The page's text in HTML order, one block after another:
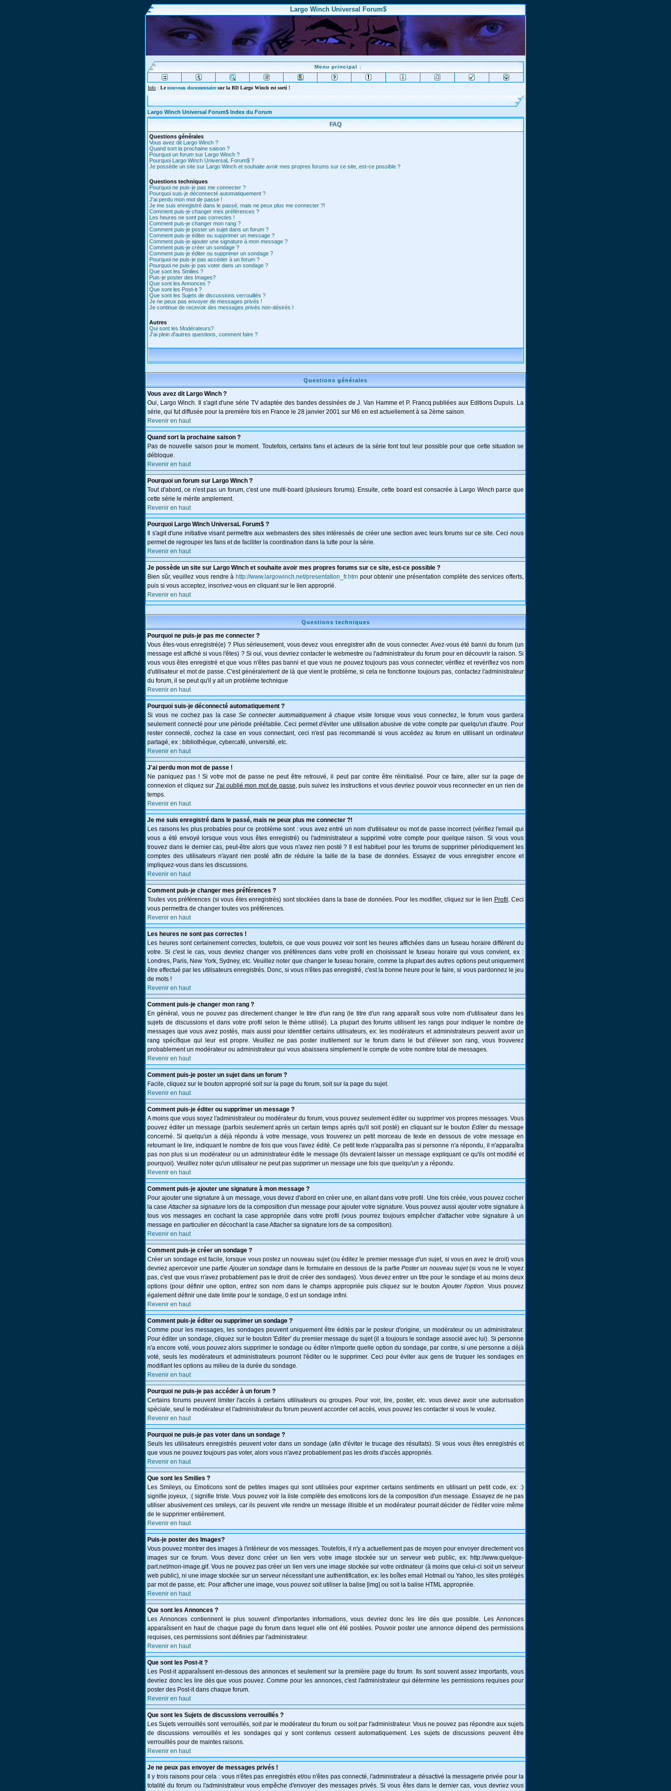
Largo Winch Universal Forum$
Menu principal :
Info : Lenouveau documentairesur la BD Largo Winch est sorti !
Largo Winch Universal Forum$ Index du Forum
FAQ
Questions générales
Vous avez dit Largo Winch ?
Quand sort la prochaine saison ?
Pourquoi un forum sur Largo Winch ?
Pourquoi Largo Winch UniversaL Forum$ ?
Je possède un site sur Largo Winch et souhaite avoir mes propres forums sur ce site, est-ce possible ?
Questions techniques
Pourquoi ne puis-je pas me connecter ?
Pourquoi suis-je déconnecté automatiquement ?
J'ai perdu mon mot de passe !
Je me suis enregistré dans le passé, mais ne peux plus me connecter ?!
Comment puis-je changer mes préférences ?
Les heures ne sont pas correctes !
Comment puis-je changer mon rang ?
Comment puis-je poster un sujet dans un forum ?
Comment puis-je éditer ou supprimer un message ?
Comment puis-je ajouter une signature à mon message ?
Comment puis-je créer un sondage ?
Comment puis-je éditer ou supprimer un sondage ?
Pourquoi ne puis-je pas accéder à un forum ?
Pourquoi ne puis-je pas voter dans un sondage ?
Que sont les Smilies ?
Puis-je poster des Images?
Que sont les Annonces ?
Que sont les Post-it ?
Que sont les Sujets de discussions verrouillés ?
Je ne peux pas envoyer de messages privés !
Je continue de recevoir des messages privés non-désirés !
Autres
Qui sont les Modérateurs?
J'ai plein d'autres questions, comment faire ?
Questions générales
Vous avez dit Largo Winch ?
Oui, Largo Winch. Il s'agit d'une série TV adaptée des bandes dessinées de J. Van Hamme et P. Francq publiées aux Editions Dupuis. La
série, qui fut diffusée pour la première fois en France le 28 janvier 2001 sur M6 en est actuellement à sa 2ème saison.
Revenir en haut
Quand sort la prochaine saison ?
Pas de nouvelle saison pour le moment. Toutefois, certains fans et acteurs de la série font tout leur possible pour que cette situation se
débloque.
Revenir en haut
Pourquoi un forum sur Largo Winch ?
Tout d'abord, ce n'est pas un forum, c'est une multi-board (plusieurs forums). Ensuite, cette board est consacrée à Largo Winch parce que
cette série le mérite amplement.
Revenir en haut
Pourquoi Largo Winch UniversaL Forum$ ?
Il s'agit d'une initiative visant permettre aux webmasters des sites intéressés de créer une section avec leurs forums sur ce site. Ceci nous
permet de regrouper les fans et de faciliter la coordination dans la lutte pour la série.
Revenir en haut
Je possède un site sur Largo Winch et souhaite avoir mes propres forums sur ce site, est-ce possible ?
Bien sûr, veuillez vous rendre à http://www.largowinch.net/presentation_fr.htmpour obtenir une présentation complète des services offerts,
puis si vous acceptez, inscrivez-vous en cliquant sur le lien approprié.
Revenir en haut
Questions techniques
Pourquoi ne puis-je pas me connecter ?
Vous êtes-vous enregistré(e) ? Plus sérieusement, vous devez vous enregistrer afin de vous connecter. Avez-vous été banni du forum (un
message est affiché si vous l'êtes) ? Si oui, vous devriez contacter le webmestre ou l'administrateur du forum pour en découvrir la raison. Si
vous vous êtes enregistré et que vous n'êtes pas banni et que vous ne pouvez toujours pas vous connecter, vérifiez et revérifiez vos nom
d'utilisateur et mot de passe. C'est généralement de là que vient le problème, si cela ne fonctionne toujours pas, contactez l'administrateur
du forum, il se peut qu'il y ait un problème technique
Revenir en haut
Pourquoi suis-je déconnecté automatiquement ?
Si vous ne cochez pas la caseSe connecter automatiquement à chaque visitelorsque vous vous connectez, le forum vous gardera
seulement connecté pour une période préétablie. Ceci permet d'éviter une utilisation abusive de votre compte par quelqu'un d'autre. Pour
rester connecté, cochez la case en vous connectant, ceci n'est pas recommandé si vous accédez au forum en utilisant un ordinateur
partagé, ex : bibliothèque, cybercafé, université, etc.
Revenir en haut
J'ai perdu mon mot de passe !
Ne paniquez pas ! Si votre mot de passe ne peut être retrouvé, il peut par contre être réinitialisé. Pour ce faire, aller sur la page de
connexion et cliquez sur J'ai oublié mon mot de passe, puis suivez les instructions et vous devriez pouvoir vous reconnecter en un rien de
temps.
Revenir en haut
Je me suis enregistré dans le passé, mais ne peux plus me connecter ?!
Les raisons les plus probables pour ce problème sont : vous avez entré un nom d'utilisateur ou mot de passe incorrect (vérifiez l'email qui
vous a été envoyé lorsque vous vous êtes enregistré) ou l'administrateur a supprimé votre compte pour quelque raison. Si vous vous
trouvez dans le dernier cas, peut-être alors que vous n'avez rien posté ? Il est habituel pour les forums de supprimer périodiquement les
comptes des utilisateurs n'ayant rien posté afin de réduire la taille de la base de données. Essayez de vous enregistrer encore et
impliquez-vous dans les discussions.
Revenir en haut
Comment puis-je changer mes préférences ?
Toutes vos préférences (si vous êtes enregistrés) sont stockées dans la base de données. Pour les modifier, cliquez sur le lien Profil . Ceci
vous permettra de changer toutes vos préférences.
Revenir en haut
Les heures ne sont pas correctes !
Les heures sont certainement correctes, toutefois, ce que vous pouvez voir sont les heures affichées dans un fuseau horaire différent du
votre. Si c'est le cas, vous devriez changer vos préférences dans votre profil en choisissant le fuseau horaire qui vous convient, ex :
Londres, Paris, New York, Sydney, etc. Veuillez noter que changer le fuseau horaire, comme la plupart des autres options peut uniquement
être effectué par les utilisateurs enregistrés. Donc, si vous n'êtes pas enregistré, c'est la bonne heure pour le faire, si vous pardonnez le jeu
de mots !
Revenir en haut
Comment puis-je changer mon rang ?
En général, vous ne pouvez pas directement changer le titre d'un rang (le titre d'un rang apparaît sous votre nom d'utilisateur dans les
sujets de discussions et dans votre profil selon le thème utilisé). La plupart des forums utilisent les rangs pour indiquer le nombre de
messages que vous avez postés, mais aussi pour identifier certains utilisateurs, ex: les modérateurs et administrateurs peuvent avoir un
rang spécifique qui leur est propre. Veuillez ne pas poster inutilement sur le forum dans le but d'élever son rang, vous trouverez
probablement un modérateur ou administrateur qui vous abaissera simplement le compte de votre nombre total de messages.
Revenir en haut
Comment puis-je poster un sujet dans un forum ?
Facile, cliquez sur le bouton approprié soit sur la page du forum, soit sur la page du sujet.
Revenir en haut
Comment puis-je éditer ou supprimer un message ?
A moins que vous soyez l'administrateur ou modérateur du forum, vous pouvez seulement éditer ou supprimer vos propres messages. Vous
pouvez éditer un message (parfois seulement après un certain temps après qu'il soit posté) en cliquant sur le boutonEditerdu message
concerné. Si quelqu'un a déjà répondu à votre message, vous trouverez un petit morceau de texte en dessous de votre message en
retournant le lire, indiquant le nombre de fois que vous l'avez édité. Ce petit texte n'apparaîtra pas si personne n'a répondu, il n'apparaîtra
pas non plus si un modérateur ou un administrateur édite le message (ils devraient laisser un message expliquant ce qu'ils ont modifié et
pourquoi). Veuillez noter qu'un utilisateur ne peut pas supprimer un message une fois que quelqu'un y a répondu.
Revenir en haut
Comment puis-je ajouter une signature à mon message ?
Pour ajouter une signature à un message, vous devez d'abord en créer une, en allant dans votre profil. Une fois créée, vous pouvez cocher
la caseAttacher sa signature lors de la composition d'un message pour ajouter votre signature. Vous pouvez aussi ajouter votre signature à
tous vos messages en cochant la case appropriée dans votre profil (vous pourrez toujours empêcher d'attacher votre signature à un
message en particulier en décochant la case Attacher sa signature lors de sa composition).
Revenir en haut
Comment puis-je créer un sondage ?
Créer un sondage est facile, lorsque vous postez un nouveau sujet (ou éditez le premier message d'un sujet, si vous en avez le droit) vous
devriez apercevoir une partieAjouter un sondage dans le formulaire en dessous de la partie Poster un nouveau sujet(si vous ne le voyez
pas, c'est que vous n'avez probablement pas le droit de créer des sondages). Vous devez entrer un titre pour le sondage et au moins deux
options (pour définir une option, entrez son nom dans le champs appropriée puis cliquez sur le boutonAjouter l'option. Vous pouvez
également définir une date limite pour le sondage, 0 est un sondage infini.
Revenir en haut
Comment puis-je éditer ou supprimer un sondage ?
Comme pour les messages, les sondages peuvent uniquement être édités par le posteur d'origine, un modérateur ou un administrateur.
Pour éditer un sondage, cliquez sur le bouton 'Editer' du premier message du sujet (il a toujours le sondage associé avec lui). Si personne
n'a encore voté, vous pouvez alors supprimer le sondage ou éditer n'importe quelle option du sondage, par contre, si une personne a déjà
voté, seuls les modérateurs et administrateurs pourront l'éditer ou le supprimer. Ceci pour éviter aux gens de truquer les sondages en
modifiant les options au milieu de la durée du sondage.
Revenir en haut
Pourquoi ne puis-je pas accéder à un forum ?
Certains forums peuvent limiter l'accès à certains utilisateurs ou groupes. Pour voir, lire, poster, etc. vous devez avoir une autorisation
spéciale, seul le modérateur et l'administrateur du forum peuvent accorder cet accès, vous pouvez les contacter si vous le voulez.
Revenir en haut
Pourquoi ne puis-je pas voter dans un sondage ?
Seuls les utilisateurs enregistrés peuvent voter dans un sondage (afin d'éviter le trucage des résultats). Si vous vous êtes enregistrés et
que vous ne pouvez toujours pas voter, alors vous n'avez probablement pas les droits d'accès appropriés.
Revenir en haut
Que sont les Smilies ?
Les Smileys, ou Emoticons sont de petites images qui sont utilisées pour exprimer certains sentiments en utilisant un petit code, ex: :)
signifie joyeux, :( signifie triste. Vous pouvez voir la liste complète des emoticons lors de la composition d'un message. Essayez de ne pas
utiliser abusivement ces smileys, car ils peuvent vite rendre un message illisible et un modérateur pourrait décider de l'éditer voire même
de le supprimer entièrement.
Revenir en haut
Puis-je poster des Images?
Vous pouvez montrer des images à l'intérieur de vos messages. Toutefois, il n'y a actuellement pas de moyen pour envoyer directement vos
images sur ce forum. Vous devez donc créer un lien vers votre image stockée sur un serveur web public, ex: http://www.quelque-
part.net/mon-image.gif. Vous ne pouvez pas créer un lien vers une image stockée sur votre ordinateur (à moins que celui-ci soit un serveur
web public), ni une image stockée sur un serveur nécessitant une authentification, ex: les boîtes email Hotmail ou Yahoo, les sites protégés
par mot de passe, etc. Pour afficher une image, vous pouvez soit utiliser la balise [img] ou soit la balise HTML appropriée.
Revenir en haut
Que sont les Annonces ?
Les Annonces contiennent le plus souvent d'importantes informations, vous devriez donc les lire dès que possible. Les Annonces
apparaîssent en haut de chaque page du forum dans lequel elle ont été postées. Pouvoir poster une annonce dépend des permissions
requises, ces permissions sont définies par l'administrateur.
Revenir en haut
Que sont les Post-it ?
Les Post-it apparaîssent en-dessous des annonces et seulement sur la première page du forum. Ils sont souvent assez importants, vous
devriez donc les lire dès que vous pouvez. Comme pour les annonces, c'est l'administrateur qui détermine les permissions requises pour
poster des Post-it dans chaque forum.
Revenir en haut
Que sont les Sujets de discussions verrouillés ?
Les Sujets verrouillés sont verrouillés, soit par le modérateur du forum ou soit par l'administrateur. Vous ne pouvez pas répondre aux sujets
de discussions verrouillés et les sondages qui y sont contenus cessent automatiquement. Les sujets de discussions peuvent être
verrouillés pour de maintes raisons.
Revenir en haut
Je ne peux pas envoyer de messages privés !
Il y trois raisons pour cela : vous n'êtes pas enregistrés et/ou n'êtes pas connecté, l'administrateur a désactivé la messagerie privée pour la
totalité du forum ou l'administrateur vous empêche d'envoyer des messages privés. Si vous êtes dans le dernier cas, vous devriez vous